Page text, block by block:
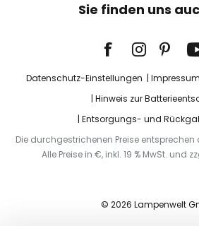
Sie finden uns
Datenschutz-Einstellungen Impressum
Hinweis zur
Entsorgungs- und
Die durchgestrichenen Preise entsprechen
Alle Preise in €, inkl. 19 % MwSt. und
© 2026 Lampenwelt